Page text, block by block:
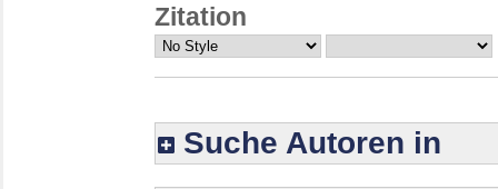
Zitation
Suche Autoren in